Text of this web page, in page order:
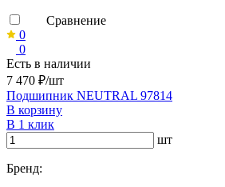
Сравнение
0
0
Есть в наличии
7 470 ₽/шт
Подшипник NEUTRAL 97814
В корзину
В 1 клик
шт
Бренд: